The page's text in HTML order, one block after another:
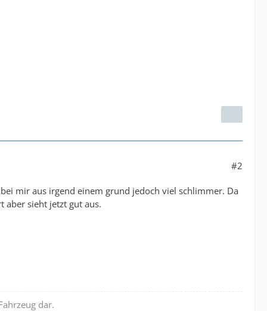
#2
mir aus irgend einem grund jedoch viel schlimmer. Da
aber sieht jetzt gut aus.
dar.